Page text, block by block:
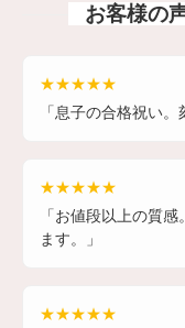
お客様の
★★★★★
「息子の合格祝い
★★★★★
「お値段以上の質
ます。」
★★★★★